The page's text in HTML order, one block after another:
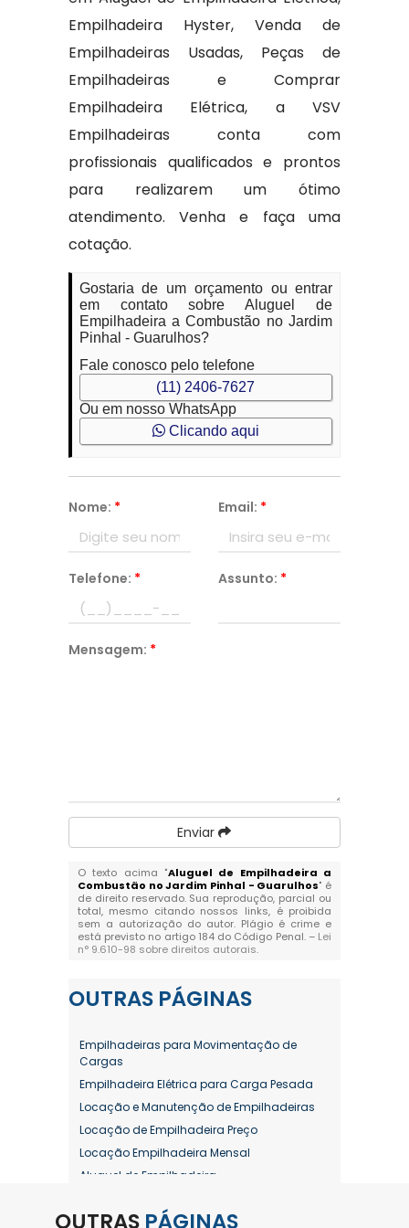
Empilhadeira Hyster, Venda de
Empilhadeiras Usadas, Peças de
Empilhadeiras e Comprar
Empilhadeira Elétrica, a VSV
Empilhadeiras conta com
profissionais qualificados e prontos
para realizarem um ótimo
atendimento. Venha e faça uma
cotação.
Gostaria de um orçamento ou entrar
em contato sobre Aluguel de
Empilhadeira a Combustão no Jardim
Pinhal - Guarulhos?
Fale conosco pelo telefone
(11) 2406-7627
Ou em nosso WhatsApp
Clicando aqui
Nome: * Email: *
Telefone: * Assunto: *
Mensagem: *
Enviar
O texto acima "Aluguel de Empilhadeira a
Combustão no Jardim Pinhal - Guarulhos" é
de direito reservado. Sua reprodução, parcial ou
total, mesmo citando nossos links, é proibida
sem a autorização do autor. Plágio é crime e
está previsto no artigo 184 do Código Penal. – Lei
n° 9.610-98 sobre direitos autorais.
OUTRAS PÁGINAS
Empilhadeiras para Movimentação de
Cargas
Empilhadeira Elétrica para Carga Pesada
Locação e Manutenção de Empilhadeiras
Locação de Empilhadeira Preço
Locação Empilhadeira Mensal
Aluguel de Empilhadeira
Aluguel de Empilhadeira Diária Valor
OUTRAS PÁGINAS